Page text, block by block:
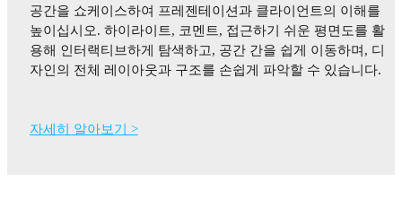
공간을 쇼케이스하여 프레젠테이션과 클라이언트의 이해를
높이십시오. 하이라이트, 코멘트, 접근하기 쉬운 평면도를 활
용해 인터랙티브하게 탐색하고, 공간 간을 쉽게 이동하며, 디
자인의 전체 레이아웃과 구조를 손쉽게 파악할 수 있습니다.
자세히 알아보기 >